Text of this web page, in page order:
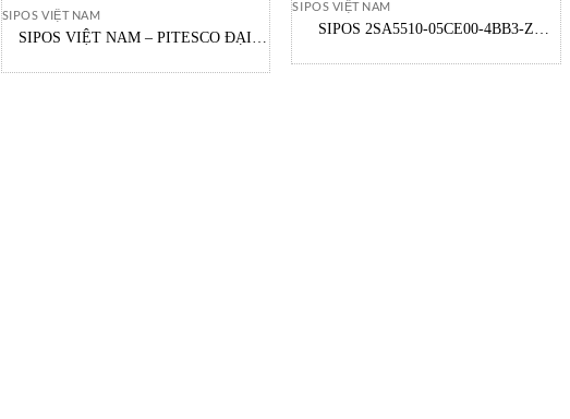
SIPOS VIỆT NAM
SIPOS VIỆT NAM – PITESCO ĐẠI
NAM
SIPOS VIỆT NAM
SIPOS 2SA5510-05CE00-4BB3-Z